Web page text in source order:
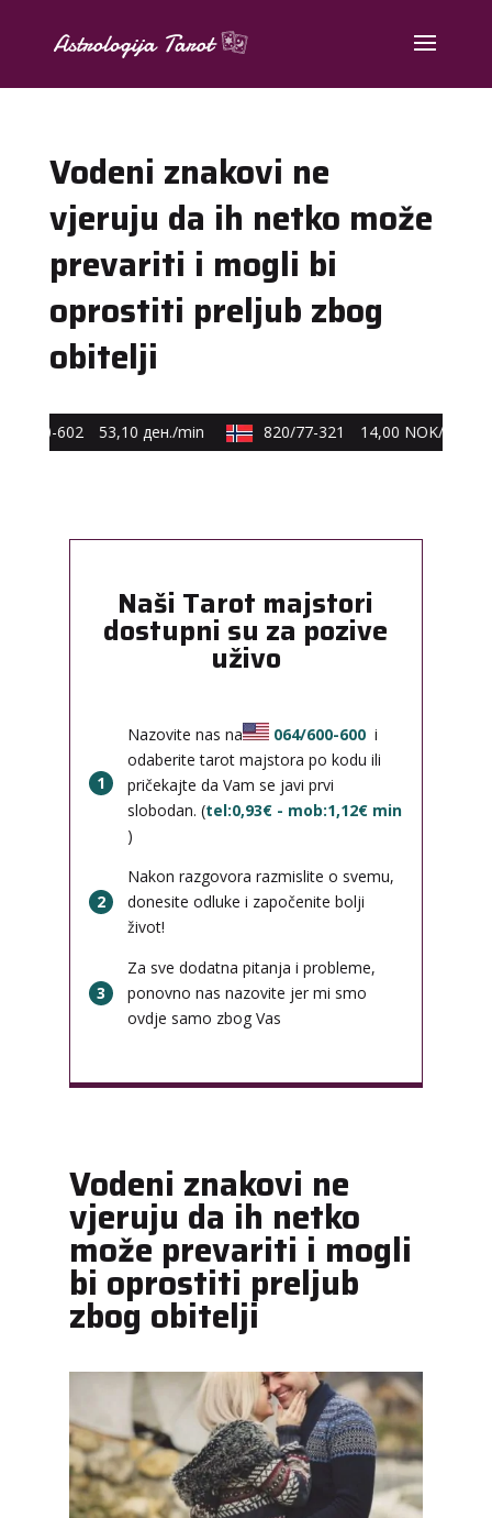
Vodeni znakovi ne
vjeruju da ih netko može
prevariti i mogli bi
oprostiti preljub zbog
obitelji
40-602 53,10 ден./min 820/77-321 14,00 NOK/min
Naši Tarot majstori
dostupni su za pozive
uživo
1
Nazovite nas na 064/600-600 i
odaberite tarot majstora po kodu ili
pričekajte da Vam se javi prvi
slobodan. (tel:0,93€ - mob:1,12€ min
)
2
Nakon razgovora razmislite o svemu,
donesite odluke i započenite bolji
život!
3
Za sve dodatna pitanja i probleme,
ponovno nas nazovite jer mi smo
ovdje samo zbog Vas
Vodeni znakovi ne
vjeruju da ih netko
može prevariti i mogli
bi oprostiti preljub
zbog obitelji